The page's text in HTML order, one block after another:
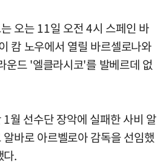
오는 11일 오전 4시 스페인 바
캄 노우에서 열릴 바르셀로나와
운드 '엘클라시코'를 발베르데 없
월 선수단 장악에 실패한 사비 알
바로 아르벨로아 감독을 선임했
다.